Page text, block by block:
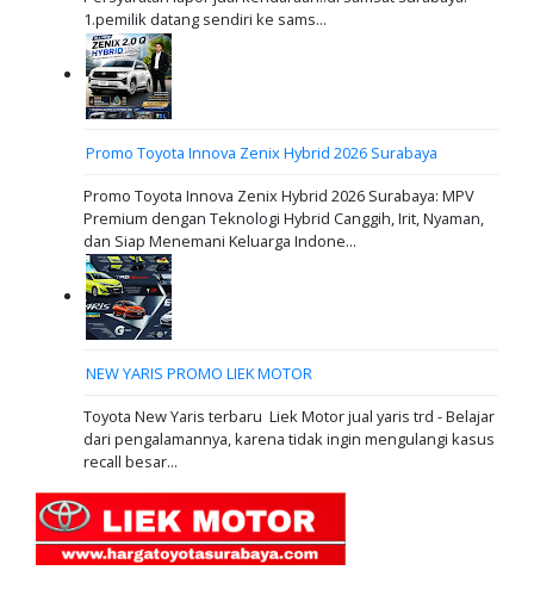
1.pemilik datang sendiri ke sams...
Promo Toyota Innova Zenix Hybrid 2026 Surabaya
Promo Toyota Innova Zenix Hybrid 2026 Surabaya: MPV
Premium dengan Teknologi Hybrid Canggih, Irit, Nyaman,
dan Siap Menemani Keluarga Indone...
NEW YARIS PROMO LIEK MOTOR
Toyota New Yaris terbaru Liek Motor jual yaris trd - Belajar
dari pengalamannya, karena tidak ingin mengulangi kasus
recall besar...